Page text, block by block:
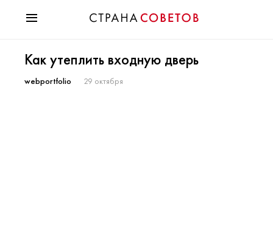
Мода
Звезды
Как утеплить входную дверь
webportfolio 29 октября